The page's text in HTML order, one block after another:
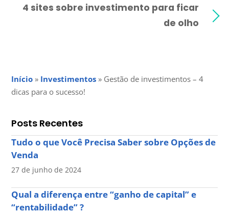
4 sites sobre investimento para ficar
de olho
Início » Investimentos » Gestão de investimentos – 4
dicas para o sucesso!
Posts Recentes
Tudo o que Você Precisa Saber sobre Opções de
Venda
27 de junho de 2024
Qual a diferença entre “ganho de capital” e
“rentabilidade” ?